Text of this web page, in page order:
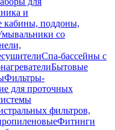
и
кабины, поддоны,
со
Спа-бассейны с
Бытовые
Фильтры-
для проточных
фильтров,
Фитинги